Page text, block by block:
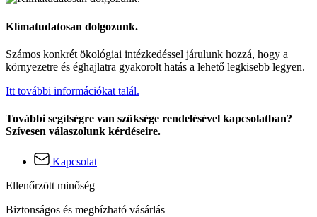
Klímatudatosan dolgozunk.
Számos konkrét ökológiai intézkedéssel járulunk hozzá, hogy a
környezetre és éghajlatra gyakorolt hatás a lehető legkisebb legyen.
Itt további információkat talál.
További segítségre van szüksége rendelésével kapcsolatban?
Szívesen válaszolunk kérdéseire.
Kapcsolat
Ellenőrzött minőség
Biztonságos és megbízható vásárlás